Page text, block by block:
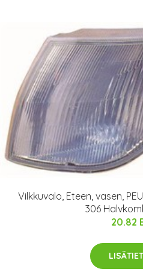
Vilkkuvalo, Eteen, vasen,
306
20.82